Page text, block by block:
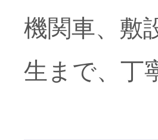
2026年6月3
機関車、敷
生まで、丁